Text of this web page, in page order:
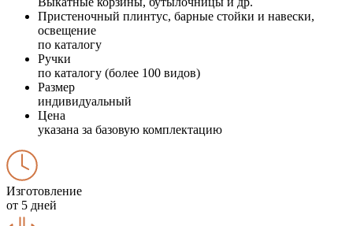
Пристеночный плинтус, барные стойки и навески,
освещение
по каталогу
Ручки
по каталогу (более 100 видов)
Размер
индивидуальный
Цена
указана за базовую комплектацию
Изготовление
от 5 дней